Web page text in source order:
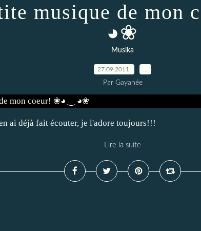
musique de mon
◕❀
Musika
27.09.2011
Par Gayanée
ai déjà fait écouter, je l'adore toujours!!!
Lire la suite